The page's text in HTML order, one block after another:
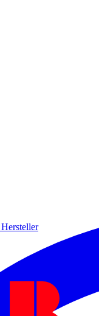
Hersteller